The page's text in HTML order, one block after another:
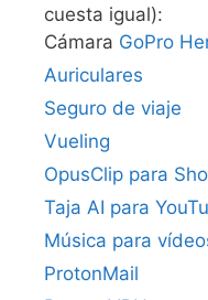
cuesta igual):
Cámara GoPro
Auriculares
Seguro de viaje
Vueling
OpusClip para
Taja AI para
Música para
ProtonMail